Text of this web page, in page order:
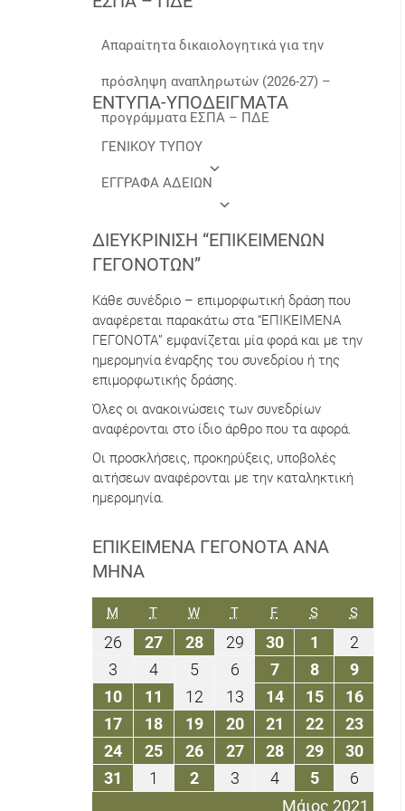
Απαραίτητα δικαιολογητικά για την
πρόσληψη αναπληρωτών (2026-27) –
προγράμματα ΕΣΠΑ – ΠΔΕ
ΕΝΤΥΠΑ-ΥΠΟΔΕΙΓΜΑΤΑ
ΓΕΝΙΚΟΥ ΤΥΠΟΥ
ΕΓΓΡΑΦΑ ΑΔΕΙΩΝ
ΔΙΕΥΚΡΊΝΙΣΗ “ΕΠΙΚΕΊΜΕΝΩΝ
ΓΕΓΟΝΌΤΩΝ”
Κάθε συνέδριο – επιμορφωτική δράση που
αναφέρεται παρακάτω στα “ΕΠΙΚΕΙΜΕΝΑ
ΓΕΓΟΝΟΤΑ” εμφανίζεται μία φορά και με την
ημερομηνία έναρξης του συνεδρίου ή της
επιμορφωτικής δράσης.
Όλες οι ανακοινώσεις των συνεδρίων
αναφέρονται στο ίδιο άρθρο που τα αφορά.
Οι προσκλήσεις, προκηρύξεις, υποβολές
αιτήσεων αναφέρονται με την καταληκτική
ημερομηνία.
ΕΠΙΚΕΊΜΕΝΑ ΓΕΓΟΝΌΤΑ ΑΝΆ
ΜΉΝΑ
Μάιος 2021
M ΔΕΥΤΈΡΑ
TΤΡΊΤΗWΤΕΤΆΡΤΗ
TΠΈΜΠΤΗ
FΠΑΡΑΣΚΕΥΉ
SΣΆΒΒΑΤΟ
SΚΥΡΙΑΚΉ
26
Απριλίου
2021
2727
Απριλίου
2021
2828
Απριλίου
2021
2929
Απριλίου
2021
3030
Απριλίου
2021
1
Μαΐου
2021
22
Μαΐου
2021
3
Μαΐου
2021
44
Μαΐου
2021
55
Μαΐου
2021
66
Μαΐου
2021
77
Μαΐου
2021
88
Μαΐου
2021
99
Μαΐου
2021
1010
Μαΐου
2021
11
Μαΐου
2021
12
Μαΐου
2021
1313
Μαΐου
2021
1414
Μαΐου
2021
1515
Μαΐου
2021
1616
Μαΐου
2021
1717
Μαΐου
2021
1818
Μαΐου
2021
1919
Μαΐου
2021
2020
Μαΐου
2021
21
Μαΐου
2021
2222
Μαΐου
2021
2323
Μαΐου
2021
2424
Μαΐου
2021
2525
Μαΐου
2021
2626
Μαΐου
2021
2727
Μαΐου
2021
2828
Μαΐου
2021
2929
Μαΐου
2021
3030
Μαΐου
2021
31
Μαΐου
1
Ιουνίου
22
Ιουνίου
33
Ιουνίου
44
Ιουνίου
55
Ιουνίου
66
Ιουνίου